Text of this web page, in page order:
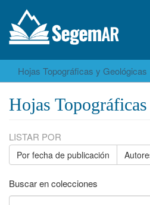
Hojas Topográficas y Geológicas
Hojas
LISTAR POR
Por fecha de publicación
Buscar en colecciones